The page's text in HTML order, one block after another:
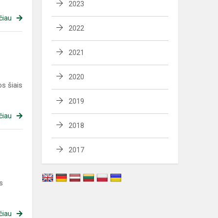
šiais
2023
2022
2021
2020
2019
2018
2017